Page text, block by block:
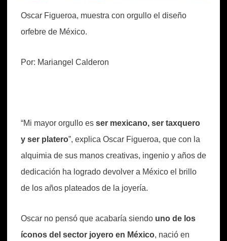
Oscar Figueroa, muestra con orgullo el diseño
orfebre de México.
Por: Mariangel Calderon
“Mi mayor orgullo es ser mexicano, ser taxquero
y ser platero”, explica Oscar Figueroa, que con la
alquimia de sus manos creativas, ingenio y años de
dedicación ha logrado devolver a México el brillo
de los años plateados de la joyería.
Oscar no pensó que acabaría siendo uno de los
íconos del sector joyero en México, nació en